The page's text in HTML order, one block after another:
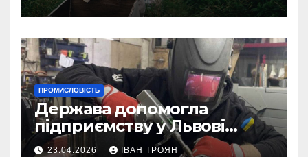
ПРОМИСЛОВІСТЬ
Держава допомогла
підприємству у Львові
відновити виробничі
23.04.2026 ІВАН ТРОЯН